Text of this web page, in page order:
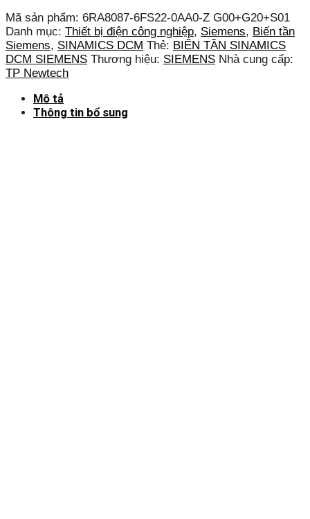
Mã sản phẩm: 6RA8087-6FS22-0AA0-Z G00+G20+S01
Danh mục: Thiết bị điện công nghiệp, Siemens, Biến tần
Siemens, SINAMICS DCM Thẻ: BIẾN TẦN SINAMICS
DCM SIEMENS Thương hiệu: SIEMENS Nhà cung cấp:
TP Newtech
Mô tả
Thông tin bổ sung